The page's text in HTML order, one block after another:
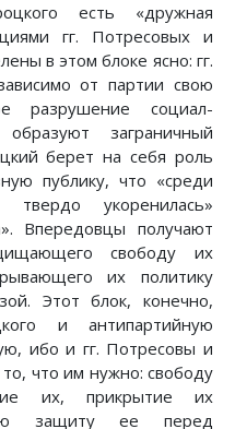
есть «дружная
гг. Потресовых и
в этом блоке ясно: гг.
от партии свою
разрушение социал-
заграничный
берет на себя роль
публику, что «среди
укоренилась»
Впередовцы получают
свободу их
их политику
Этот блок, конечно,
и антипартийную
ибо и гг. Потресовы и
что им нужно: свободу
их, прикрытие их
защиту ее перед